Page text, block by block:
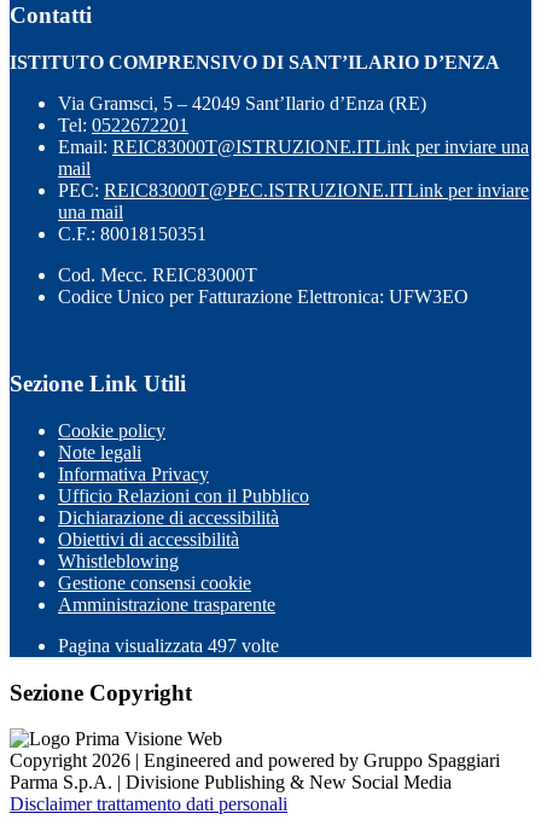
Contatti
ISTITUTO COMPRENSIVO DI SANT’ILARIO D’ENZA
Via Gramsci, 5 – 42049 Sant’Ilario d’Enza (RE)
Tel: 0522672201
Email: REIC83000T@ISTRUZIONE.ITLink per inviare una
mail
PEC: REIC83000T@PEC.ISTRUZIONE.ITLink per inviare
una mail
C.F.: 80018150351
Cod. Mecc. REIC83000T
Codice Unico per Fatturazione Elettronica: UFW3EO
Sezione Link Utili
Cookie policy
Note legali
Informativa Privacy
Ufficio Relazioni con il Pubblico
Dichiarazione di accessibilità
Obiettivi di accessibilità
Whistleblowing
Gestione consensi cookie
Amministrazione trasparente
Pagina visualizzata 497 volte
Sezione Copyright
Copyright 2026 | Engineered and powered by Gruppo Spaggiari
Parma S.p.A. | Divisione Publishing & New Social Media
Disclaimer trattamento dati personali